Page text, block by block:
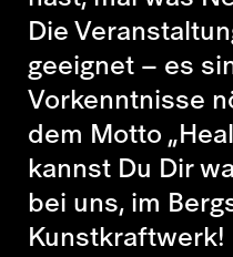
Die
geeignet – es
Vorkenntnisse
dem Motto
kannst Du Dir
bei uns, im
Kunstkraftwerk!